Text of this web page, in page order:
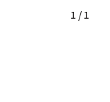
1 / 1